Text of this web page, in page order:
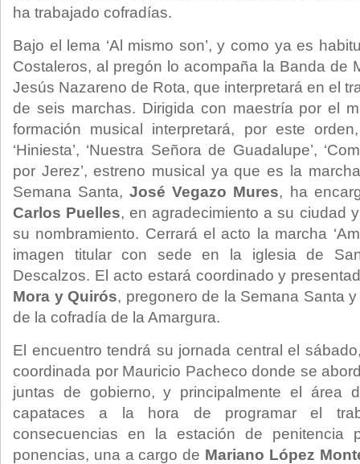
ha trabajado cofradías.
Bajo el lema ‘Al mismo son’, y como ya es
Costaleros, al pregón lo acompaña la Banda de
Jesús Nazareno de Rota, que interpretará en el
de seis marchas. Dirigida con maestría por el
formación musical interpretará, por este
‘Hiniesta’, ‘Nuestra Señora de Guadalupe’,
por Jerez’, estreno musical ya que es la
Semana Santa,José Vegazo Mures, ha
Carlos Puelles, en agradecimiento a su ciudad
su nombramiento. Cerrará el acto la marcha
imagen titular con sede en la iglesia de
Descalzos. El acto estará coordinado y
Mora y Quirós, pregonero de la Semana Santa
de la cofradía de la Amargura.
El encuentro tendrá su jornada central el
coordinada por Mauricio Pacheco donde se
juntas de gobierno, y principalmente el área
capataces a la hora de programar el
consecuencias en la estación de penitencia
ponencias, una a cargo de Mariano López